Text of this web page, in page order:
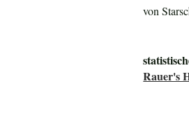
von
Rauer's